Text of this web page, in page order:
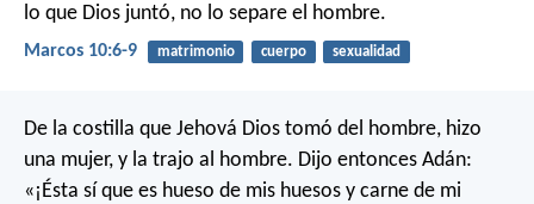
lo que Dios juntó, no lo separe el hombre.
Marcos 10:6-9 matrimonio cuerpo sexualidad
De la costilla que Jehová Dios tomó del hombre, hizo
una mujer, y la trajo al hombre. Dijo entonces Adán:
«¡Ésta sí que es hueso de mis huesos y carne de mi